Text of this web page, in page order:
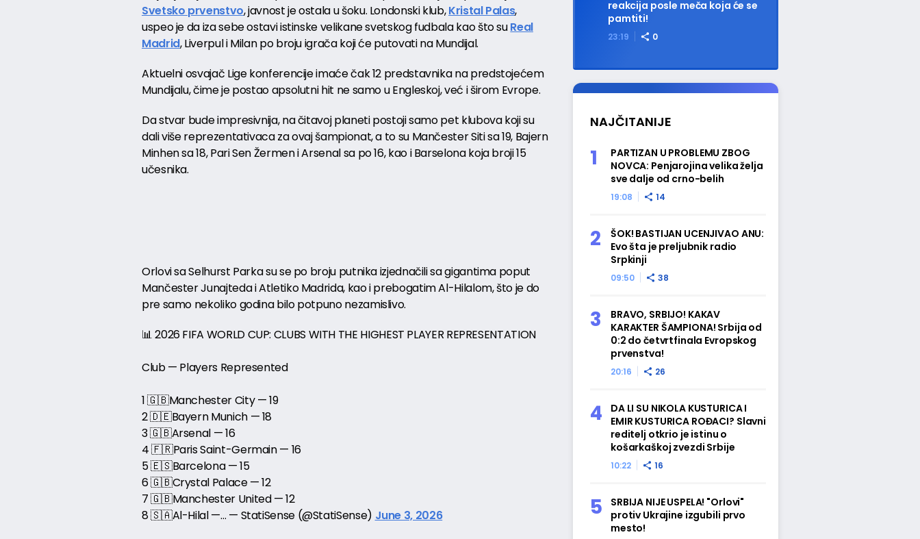
Svetsko prvenstvo, javnost je ostala u šoku. Londonski klub,Kristal Palas,
uspeo je da iza sebe ostavi istinske velikane svetskog fudbala kao što suReal
Madrid, Liverpul i Milan po broju igrača koji će putovati na Mundijal.
Aktuelni osvajač Lige konferencije imaće čak 12 predstavnika na predstojećem
Mundijalu, čime je postao apsolutni hit ne samo u Engleskoj, već i širom Evrope.
Da stvar bude impresivnija, na čitavoj planeti postoji samo pet klubova koji su
dali više reprezentativaca za ovaj šampionat, a to su Mančester Siti sa 19, Bajern
Minhen sa 18, Pari Sen Žermen i Arsenal sa po 16, kao i Barselona koja broji 15
učesnika.
Orlovi sa Selhurst Parka su se po broju putnika izjednačili sa gigantima poput
Mančester Junajteda i Atletiko Madrida, kao i prebogatim Al-Hilalom, što je do
pre samo nekoliko godina bilo potpuno nezamislivo.
📊 2026 FIFA WORLD CUP: CLUBS WITH THE HIGHEST PLAYER REPRESENTATION
Club — Players Represented
1 🇬🇧Manchester City — 19
2 🇩🇪Bayern Munich — 18
3 🇬🇧Arsenal — 16
4 🇫🇷Paris Saint-Germain — 16
5 🇪🇸Barcelona — 15
6 🇬🇧Crystal Palace — 12
7 🇬🇧Manchester United — 12
8 🇸🇦Al-Hilal —… — StatiSense (@StatiSense) June 3, 2026
23:19 0
reakcija posle meča koja će se
pamtiti!
NAJČITANIJE
19:08 14
PARTIZAN U PROBLEMU ZBOG
NOVCA: Penjarojina velika želja
sve dalje od crno-belih
09:50 38
ŠOK! BASTIJAN UCENJIVAO ANU:
Evo šta je preljubnik radio
Srpkinji
20:16 26
BRAVO, SRBIJO! KAKAV
KARAKTER ŠAMPIONA! Srbija od
0:2 do četvrtfinala Evropskog
prvenstva!
10:22 16
DA LI SU NIKOLA KUSTURICA I
EMIR KUSTURICA ROĐACI? Slavni
reditelj otkrio je istinu o
košarkaškoj zvezdi Srbije
SRBIJA NIJE USPELA! "Orlovi"
protiv Ukrajine izgubili prvo
mesto!